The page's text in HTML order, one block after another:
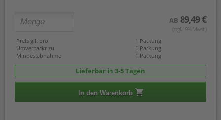
AB 89,49 €
(zzgl. 19% Mwst.)
Preis gilt pro
1 Packung
Umverpackt zu
1 Packung
Mindestabnahme
1 Packung
Lieferbar in 3-5 Tagen
In den Warenkorb